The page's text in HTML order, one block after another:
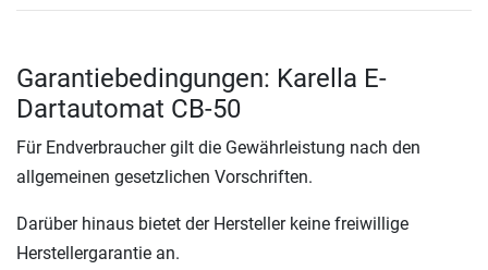
Garantiebedingungen: Karella E-
Dartautomat CB-50
Für Endverbraucher gilt die Gewährleistung nach den
allgemeinen gesetzlichen Vorschriften.
Darüber hinaus bietet der Hersteller keine freiwillige
Herstellergarantie an.